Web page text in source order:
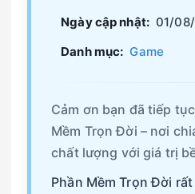
Ngày cập nhật: 01/
Danh mục: Game
Cảm ơn bạn đã tiếp
Mềm Trọn Đời – nơi
chất lượng với giá trị
Phần Mềm Trọn Đời